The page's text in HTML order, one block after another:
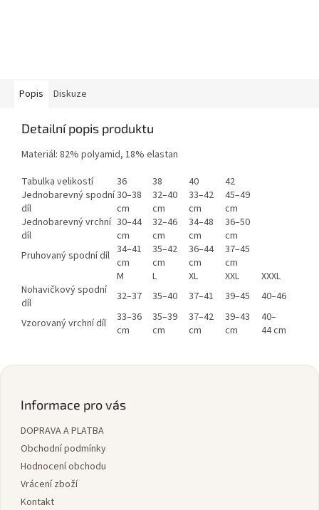
Popis Diskuze
Detailní popis produktu
Materiál: 82% polyamid, 18% elastan
Tabulka velikostí
36 38 40
42
Jednobarevný spodní
díl
30–38
cm
32–40
cm
33–42
cm
45–49
cm
Jednobarevný vrchní
díl
30–44
cm
32–46
cm
34–48
cm
36–50
cm
Pruhovaný spodní díl 34–41
cm
35–42
cm
36–44
cm
37–45
cm
M
L XL XXL
XXXL
Nohavičkový spodní
díl
32–37 35–40 37–41 39–45
40–46
Vzorovaný vrchní díl
33–36
cm
35–39
cm
37–42
cm
39–43
cm
40–
44 cm
Z
Informace pro vás
DOPRAVA A PLATBA
Obchodní podmínky
Hodnocení obchodu
Vrácení zboží
Kontakt